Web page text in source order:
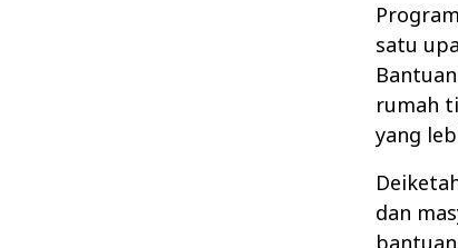
satu
rumah
yang
dan